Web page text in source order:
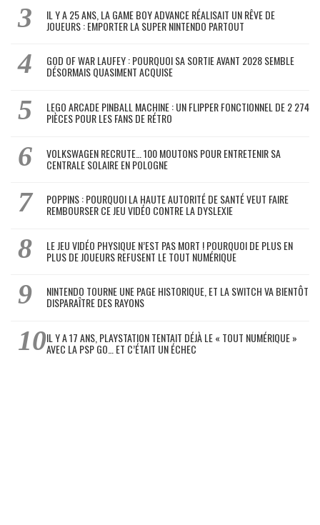
IL Y A 25 ANS, LA GAME BOY ADVANCE RÉALISAIT UN RÊVE DE
JOUEURS : EMPORTER LA SUPER NINTENDO PARTOUT
GOD OF WAR LAUFEY : POURQUOI SA SORTIE AVANT 2028 SEMBLE
DÉSORMAIS QUASIMENT ACQUISE
LEGO ARCADE PINBALL MACHINE : UN FLIPPER FONCTIONNEL DE 2 274
PIÈCES POUR LES FANS DE RÉTRO
VOLKSWAGEN RECRUTE… 100 MOUTONS POUR ENTRETENIR SA
CENTRALE SOLAIRE EN POLOGNE
POPPINS : POURQUOI LA HAUTE AUTORITÉ DE SANTÉ VEUT FAIRE
REMBOURSER CE JEU VIDÉO CONTRE LA DYSLEXIE
LE JEU VIDÉO PHYSIQUE N’EST PAS MORT ! POURQUOI DE PLUS EN
PLUS DE JOUEURS REFUSENT LE TOUT NUMÉRIQUE
NINTENDO TOURNE UNE PAGE HISTORIQUE, ET LA SWITCH VA BIENTÔT
DISPARAÎTRE DES RAYONS
IL Y A 17 ANS, PLAYSTATION TENTAIT DÉJÀ LE « TOUT NUMÉRIQUE »
AVEC LA PSP GO… ET C’ÉTAIT UN ÉCHEC